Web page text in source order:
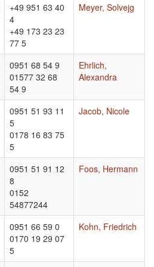
+49 951 63 40
4
+49 173 23 23
77 5
Meyer, Solvejg
0951 68 54 9
01577 32 68
54 9
Ehrlich,
Alexandra
0951 51 93 11
5
0178 16 83 75
5
Jacob, Nicole
0951 51 91 12
8
0152
54877244
Foos, Hermann
0951 66 59 0
0170 19 29 07
5
Kohn, Friedrich